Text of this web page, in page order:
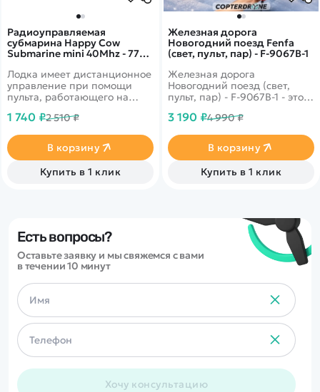
Радиоуправляемая
субмарина Happy Cow
Submarine mini 40Mhz - 777-
Лодка имеет дистанционное
управление при помощи
пульта, работающего на
водонепроницаемый корпус,
всплывать на поверхность.
1 740 ₽2 510 ₽
В корзину
Купить в 1 клик
Железная дорога
Новогодний поезд Fenfa
(свет, пульт, пар) - F-9067B-1
Железная дорога
Новогодний поезд (свет,
пульт, пар) - F-9067B-1 - это
классический
поезд с дымом, светом и
звуком. Набор включает
локомотив, вагоны и пульт
управления, часто оформлен
3 190 ₽4 990 ₽
В корзину
Купить в 1 клик
Есть вопросы?
Оставьте заявку и мы свяжемся с вами
в течении 10 минут
Хочу консультацию